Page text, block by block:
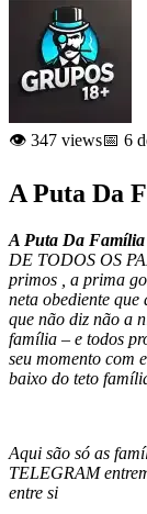
👁️ 347 views📅 6
A Puta Da
A Puta Da Família
DE TODOS OS
primos , a prima
neta obediente que
que não diz não a
família – e todos
seu momento com
baixo do teto
Aqui são só as
TELEGRAM
entre si